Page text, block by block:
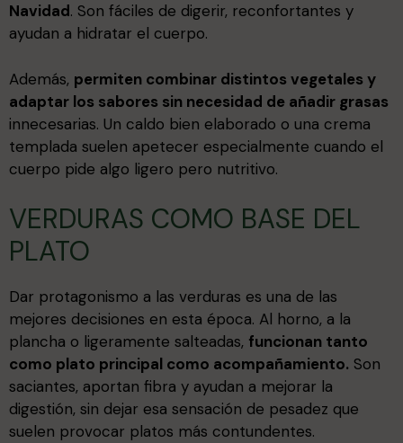
Navidad. Son fáciles de digerir, reconfortantes y
ayudan a hidratar el cuerpo.
Además, permiten combinar distintos vegetales y
adaptar los sabores sin necesidad de añadir grasas
innecesarias. Un caldo bien elaborado o una crema
templada suelen apetecer especialmente cuando el
cuerpo pide algo ligero pero nutritivo.
VERDURAS COMO BASE DEL
PLATO
Dar protagonismo a las verduras es una de las
mejores decisiones en esta época. Al horno, a la
plancha o ligeramente salteadas, funcionan tanto
como plato principal como acompañamiento. Son
saciantes, aportan fibra y ayudan a mejorar la
digestión, sin dejar esa sensación de pesadez que
suelen provocar platos más contundentes.